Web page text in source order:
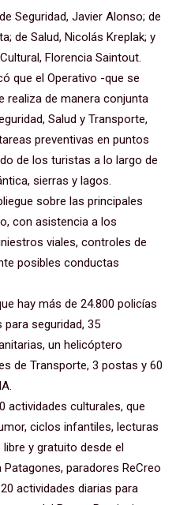
Seguridad, Javier Alonso; de
de Salud, Nicolás Kreplak; y
Florencia Saintout.
que el Operativo -que se
realiza de manera conjunta
Salud y Transporte,
preventivas en puntos
de los turistas a lo largo de
sierras y lagos.
sobre las principales
con asistencia a los
viales, controles de
posibles conductas
hay más de 24.800 policías
seguridad, 35
un helicóptero
de Transporte, 3 postas y 60
actividades culturales, que
ciclos infantiles, lecturas
y gratuito desde el
paradores ReCreo
actividades diarias para